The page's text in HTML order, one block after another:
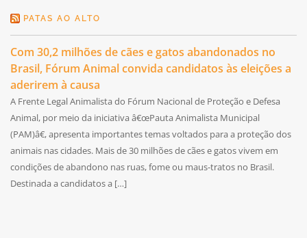
PATAS AO ALTO
Com 30,2 milhões de cães e gatos abandonados no
Brasil, Fórum Animal convida candidatos às eleições a
aderirem à causa
A Frente Legal Animalista do Fórum Nacional de Proteção e Defesa
Animal, por meio da iniciativa â€œPauta Animalista Municipal
(PAM)â€, apresenta importantes temas voltados para a proteção dos
animais nas cidades. Mais de 30 milhões de cães e gatos vivem em
condições de abandono nas ruas, fome ou maus-tratos no Brasil.
Destinada a candidatos a […]